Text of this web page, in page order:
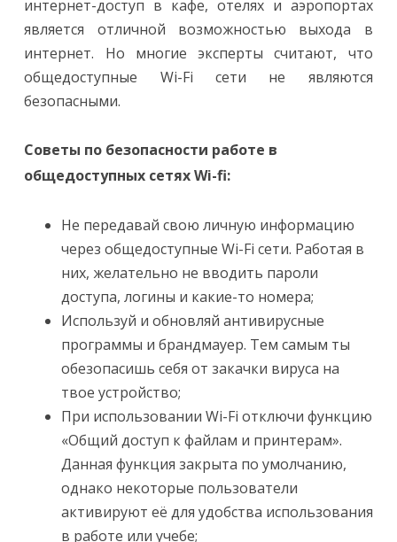
интернет-доступ в кафе, отелях и аэропортах
является отличной возможностью выхода в
интернет. Но многие эксперты считают, что
общедоступные Wi-Fi сети не являются
безопасными.
Советы по безопасности работе в
общедоступных сетях Wi-fi:
Не передавай свою личную информацию
через общедоступные Wi-Fi сети. Работая в
них, желательно не вводить пароли
доступа, логины и какие-то номера;
Используй и обновляй антивирусные
программы и брандмауер. Тем самым ты
обезопасишь себя от закачки вируса на
твое устройство;
При использовании Wi-Fi отключи функцию
«Общий доступ к файлам и принтерам».
Данная функция закрыта по умолчанию,
однако некоторые пользователи
активируют её для удобства использования
в работе или учебе;